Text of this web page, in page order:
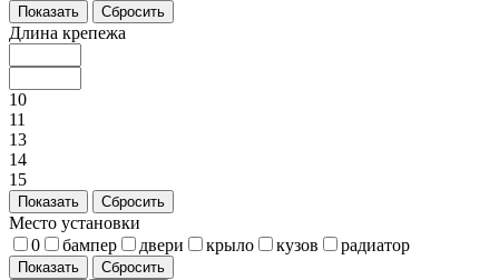
Показать Сбросить
Длина крепежа
10
11
13
14
15
Показать Сбросить
Место установки
0
бампер двери крыло кузов радиатор
Показать Сбросить